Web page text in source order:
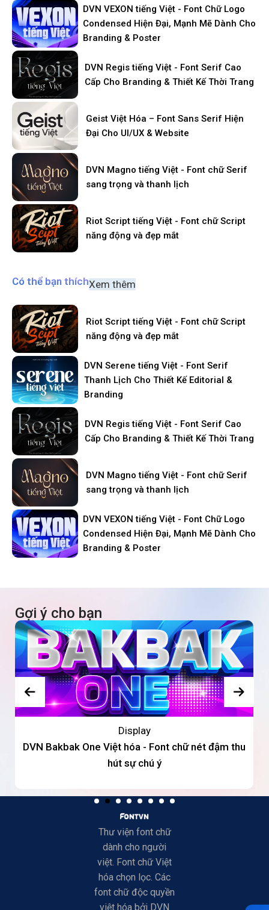
DVN VEXON tiếng Việt - Font Chữ Logo
Condensed Hiện Đại, Mạnh Mẽ Dành Cho
Branding & Poster
DVN Regis tiếng Việt - Font Serif Cao
Cấp Cho Branding & Thiết Kế Thời Trang
Geist Việt Hóa – Font Sans Serif Hiện
Đại Cho UI/UX & Website
DVN Magno tiếng Việt - Font chữ Serif
sang trọng và thanh lịch
Riot Script tiếng Việt - Font chữ Script
năng động và đẹp mắt
Có thể bạn thíchXem thêm
Riot Script tiếng Việt - Font chữ Script
năng động và đẹp mắt
DVN Serene tiếng Việt - Font Serif
Thanh Lịch Cho Thiết Kế Editorial &
Branding
DVN Regis tiếng Việt - Font Serif Cao
Cấp Cho Branding & Thiết Kế Thời Trang
DVN Magno tiếng Việt - Font chữ Serif
sang trọng và thanh lịch
DVN VEXON tiếng Việt - Font Chữ Logo
Condensed Hiện Đại, Mạnh Mẽ Dành Cho
Branding & Poster
Gợi ý cho bạn
Display
DVN Bakbak One Việt hóa - Font chữ nét đậm thu
hút sự chú ý
Thư viện font chữ
dành cho người
việt. Font chữ Việt
hóa chọn lọc. Các
font chữ độc quyền
việt hóa bởi DVN